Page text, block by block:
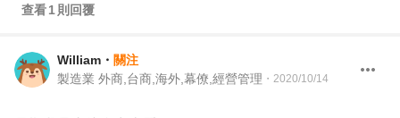
查看1 則回覆
William ・ 關注
製造業 外商,台商,海外,幕僚,經營管理 ・ 2020/10/14